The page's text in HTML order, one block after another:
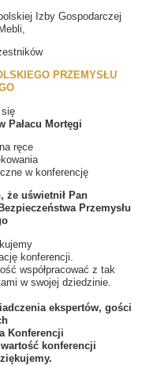
Izby Gospodarczej
PRZEMYSŁU
się
Pałacu Mortęgi
ręce
w konferencję
że uświetnił Pan
Przemysłu
konferencji.
współpracować z tak
w swojej dziedzinie.
ekspertów, gości
Konferencji
konferencji